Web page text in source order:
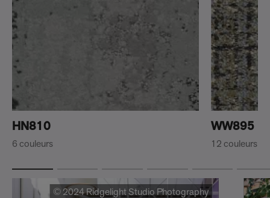
HN810
6 couleurs
WW895
12 couleurs
© 2024 Ridgelight Studio Photography